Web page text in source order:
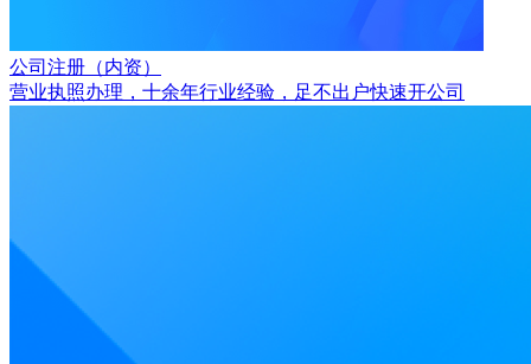
公司注册（内资）
营业执照办理，十余年行业经验，足不出户快速开公司